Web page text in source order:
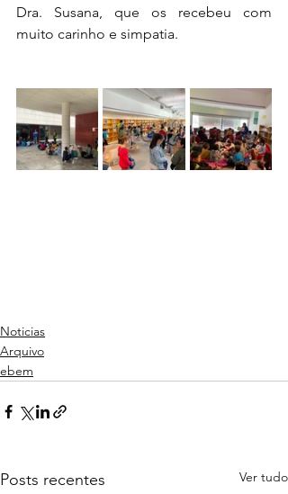
Dra. Susana, que os recebeu com
muito carinho e simpatia.
Noticias
Arquivo
ebem
Posts recentes Ver tudo